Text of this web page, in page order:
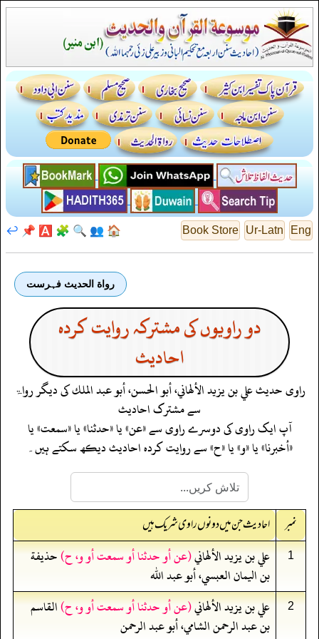
Eng
Ur-Latn
Book Store
🏠
👥
🔍
🧩
🅰️
📌
↩️
رواة الحديث فہرست
دو راویوں کی مشترکہ روایت کردہ
احادیث
راوی حدیثعلي بن يزيد الألهاني، أبو الحسن، أبو عبد الملكکی دیگر رواۃ
سے مشترک احادیث
آپ ایک راوی کی دوسرے راوی سے «عن» یا «حدثنا» یا «سمعت» یا
«أخبرنا» یا «و» یا «ح» سے روایت کردہ احادیث دیکھ سکتے ہیں۔
نمبر احادیث جن میں دونوں راوی شریک ہیں
1 علي بن يزيد الألهاني(عن أو حدثنا أو سمعت أو و، ح)حذيفة
بن اليمان العبسي، أبو عبد الله
2 علي بن يزيد الألهاني(عن أو حدثنا أو سمعت أو و، ح)القاسم
بن عبد الرحمن الشامي، أبو عبد الرحمن